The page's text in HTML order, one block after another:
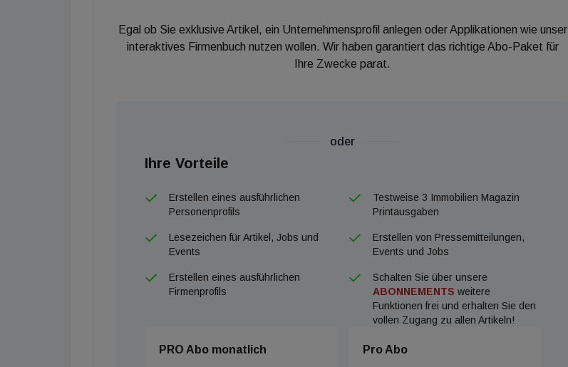
Egal ob Sie exklusive Artikel, ein Unternehmensprofil anlegen oder Applikationen wie unser
interaktives Firmenbuch nutzen wollen. Wir haben garantiert das richtige Abo-Paket für
Ihre Zwecke parat.
oder
Ihre Vorteile
Erstellen eines ausführlichen
Personenprofils
Testweise 3 Immobilien Magazin
Printausgaben
Lesezeichen für Artikel, Jobs und
Events
Erstellen von Pressemitteilungen,
Events und Jobs
Erstellen eines ausführlichen
Firmenprofils
Schalten Sie über unsere
ABONNEMENTS weitere
Funktionen frei und erhalten Sie den
vollen Zugang zu allen Artikeln!
PRO Abo monatlich
Pro Abo